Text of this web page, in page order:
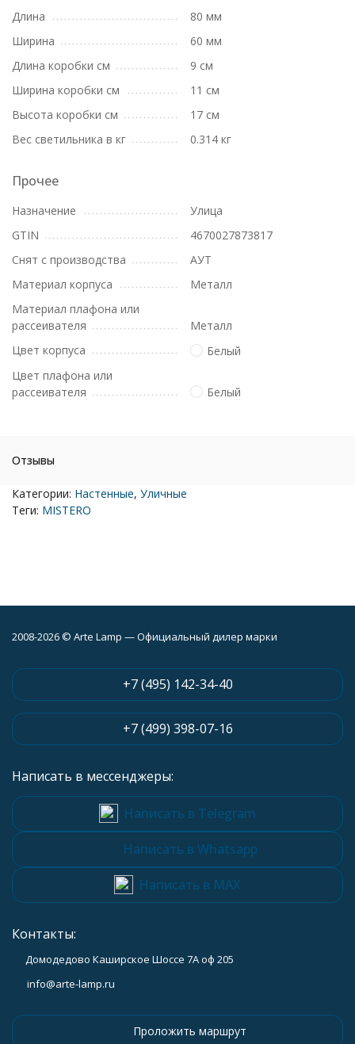
Длина
80 мм
Ширина
60 мм
Длина коробки см
9 см
Ширина коробки см
11 см
Высота коробки см
17 см
Вес светильника в кг
0.314 кг
Прочее
Назначение
Улица
GTIN
4670027873817
Снят с производства
АУТ
Материал корпуса
Металл
Материал плафона или
рассеивателя
Металл
Цвет корпуса
Белый
Цвет плафона или
рассеивателя
Белый
Отзывы
Категории: Настенные, Уличные
Теги: MISTERO
2008-2026 © Arte Lamp — Официальный дилер марки
+7 (495) 142-34-40
+7 (499) 398-07-16
Написать в мессенджеры:
Написать в Telegram
Написать в Whatsapp
Написать в MAX
Контакты:
Домодедово Каширское Шоссе 7А оф 205
info@arte-lamp.ru
Проложить маршрут